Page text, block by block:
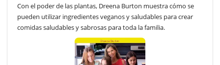
Con el poder de las plantas, Dreena Burton muestra cómo se
pueden utilizar ingredientes veganos y saludables para crear
comidas saludables y sabrosas para toda la familia.